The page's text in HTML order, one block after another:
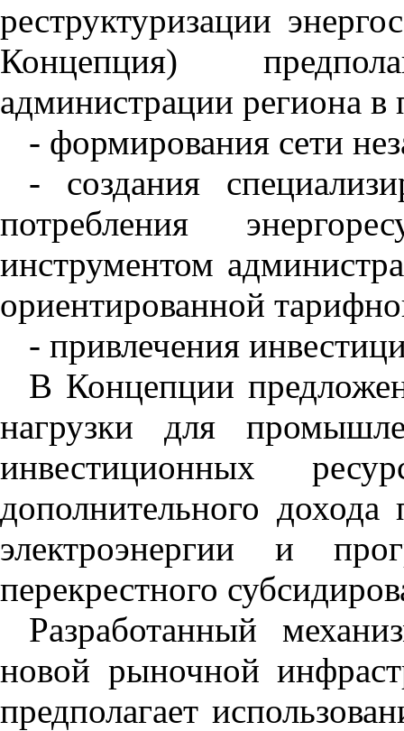
реструктуризации
Концепция)
администрации региона в
- формирования сети
- создания
потребления
инструментом
ориентированной
- привлечения
В Концепции
нагрузки для
инвестиционных
дополнительного
электроэнергии и
перекрестного
Разработанный
новой рыночной
предполагает